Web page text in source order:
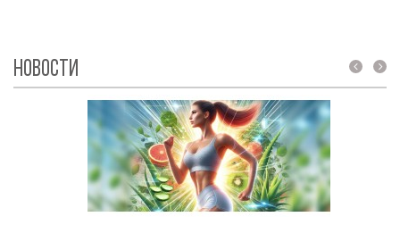
НОВОСТИ prev next